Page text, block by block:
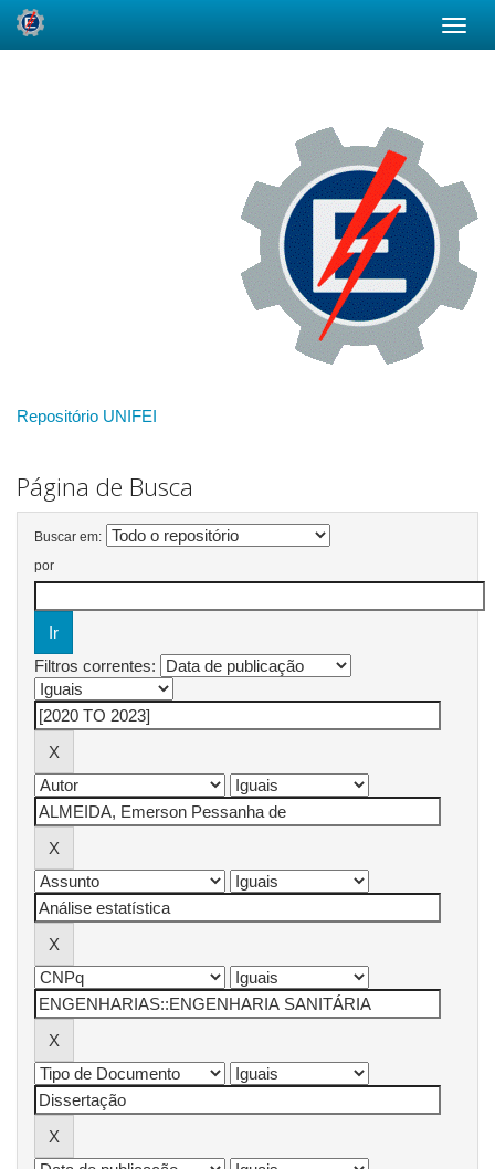
Repositório UNIFEI
Página de Busca
Buscar em:
por
Filtros correntes: